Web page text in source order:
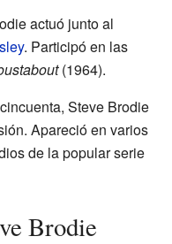
actuó junto al
. Participó en las
(1964).
Steve Brodie
Apareció en varios
de la popular serie
Brodie